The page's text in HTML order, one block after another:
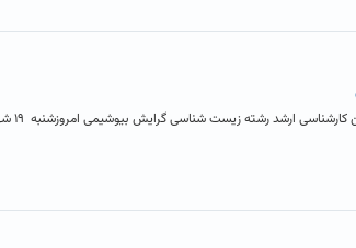
ارشد رشته زیست شناسی گرایش بیوشیمی امروزشنبه ۱۹ شهریور...